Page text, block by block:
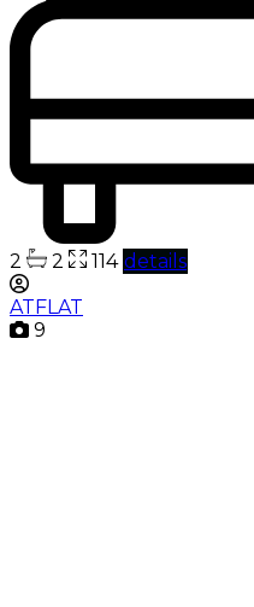
2 2 114 details
ATFLAT
9